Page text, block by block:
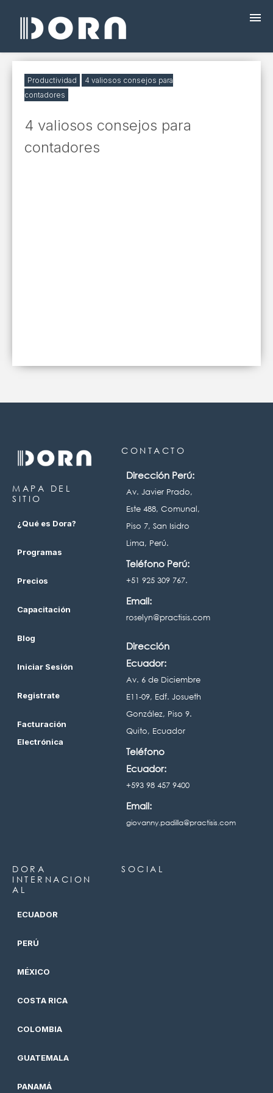
¿QUÉ ES DORA?
PRECIOS
Productividad
4 valiosos consejos para
contadores
4 valiosos consejos para
contadores
MAPA DEL
SITIO
¿Qué es Dora?
Programas
Precios
Capacitación
Blog
Iniciar Sesión
Registrate
Facturación
Electrónica
CONTACTO
Dirección Perú:
Av. Javier Prado,
Este 488, Comunal,
Piso 7, San Isidro
Lima, Perú.
Teléfono Perú:
+51 925 309 767.
Email:
roselyn@practisis.com
Dirección
Ecuador:
Av. 6 de Diciembre
E11-09, Edf. Josueth
González, Piso 9.
Quito, Ecuador
Teléfono
Ecuador:
+593 98 457 9400
Email:
giovanny.padilla@practisis.com
DORA
INTERNACION
AL
ECUADOR
PERÚ
MÉXICO
COSTA RICA
COLOMBIA
GUATEMALA
PANAMÁ
SOCIAL